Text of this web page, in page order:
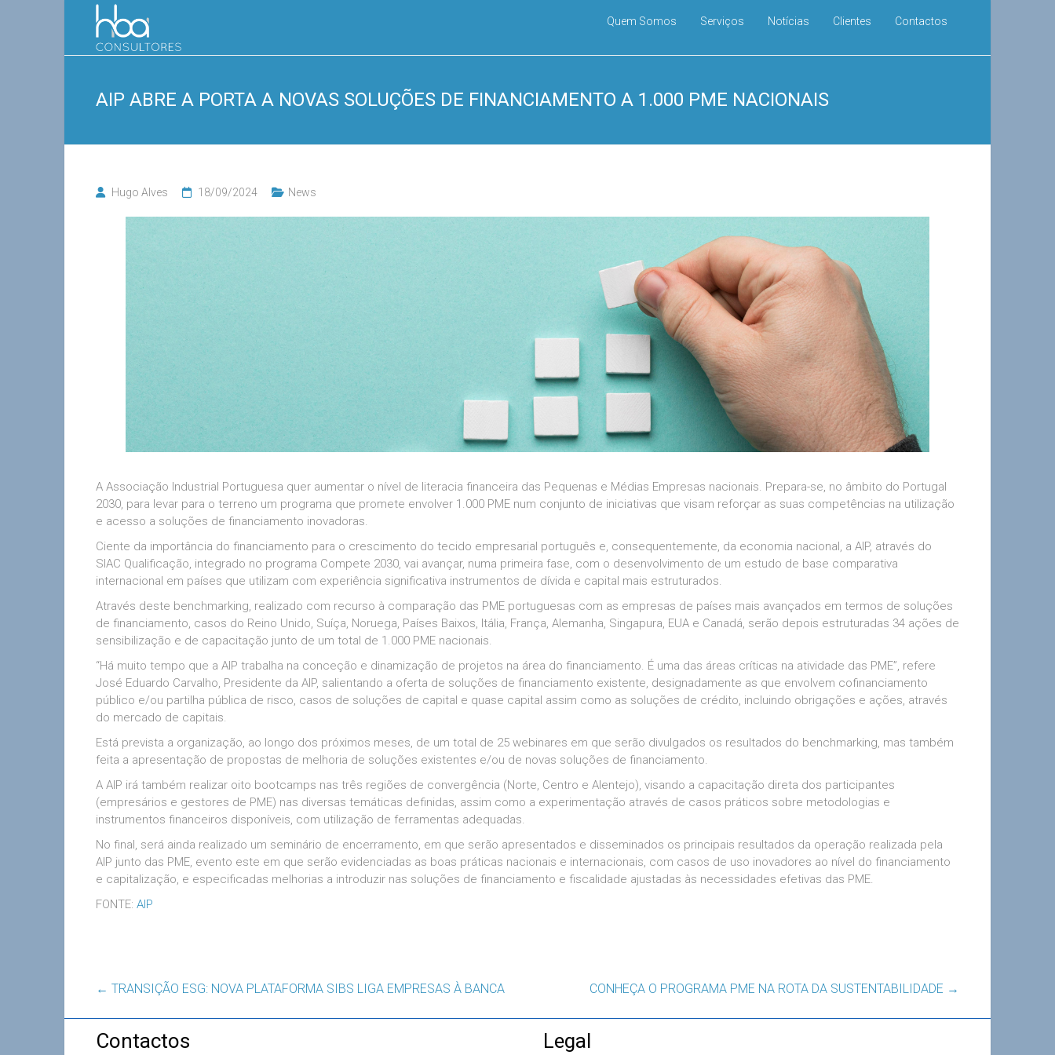
content
HBA
Consultores
Quem Somos Serviços Notícias Clientes Contactos
AIP ABRE A PORTA A NOVAS SOLUÇÕES DE FINANCIAMENTO A 1.000 PME NACIONAIS
Hugo Alves 18/09/2024 News
A Associação Industrial Portuguesa quer aumentar o nível de literacia financeira das Pequenas e Médias Empresas nacionais. Prepara-se, no âmbito do Portugal
2030, para levar para o terreno um programa que promete envolver 1.000 PME num conjunto de iniciativas que visam reforçar as suas competências na utilização
e acesso a soluções de financiamento inovadoras.
Ciente da importância do financiamento para o crescimento do tecido empresarial português e, consequentemente, da economia nacional, a AIP, através do
SIAC Qualificação, integrado no programa Compete 2030, vai avançar, numa primeira fase, com o desenvolvimento de um estudo de base comparativa
internacional em países que utilizam com experiência significativa instrumentos de dívida e capital mais estruturados.
Através deste benchmarking, realizado com recurso à comparação das PME portuguesas com as empresas de países mais avançados em termos de soluções
de financiamento, casos do Reino Unido, Suíça, Noruega, Países Baixos, Itália, França, Alemanha, Singapura, EUA e Canadá, serão depois estruturadas 34 ações de
sensibilização e de capacitação junto de um total de 1.000 PME nacionais.
“Há muito tempo que a AIP trabalha na conceção e dinamização de projetos na área do financiamento. É uma das áreas críticas na atividade das PME”, refere
José Eduardo Carvalho, Presidente da AIP, salientando a oferta de soluções de financiamento existente, designadamente as que envolvem cofinanciamento
público e/ou partilha pública de risco, casos de soluções de capital e quase capital assim como as soluções de crédito, incluindo obrigações e ações, através
do mercado de capitais.
Está prevista a organização, ao longo dos próximos meses, de um total de 25 webinares em que serão divulgados os resultados do benchmarking, mas também
feita a apresentação de propostas de melhoria de soluções existentes e/ou de novas soluções de financiamento.
A AIP irá também realizar oito bootcamps nas três regiões de convergência (Norte, Centro e Alentejo), visando a capacitação direta dos participantes
(empresários e gestores de PME) nas diversas temáticas definidas, assim como a experimentação através de casos práticos sobre metodologias e
instrumentos financeiros disponíveis, com utilização de ferramentas adequadas.
No final, será ainda realizado um seminário de encerramento, em que serão apresentados e disseminados os principais resultados da operação realizada pela
AIP junto das PME, evento este em que serão evidenciadas as boas práticas nacionais e internacionais, com casos de uso inovadores ao nível do financiamento
e capitalização, e especificadas melhorias a introduzir nas soluções de financiamento e fiscalidade ajustadas às necessidades efetivas das PME.
FONTE: AIP
← TRANSIÇÃO ESG: NOVA PLATAFORMA SIBS LIGA EMPRESAS À BANCA CONHEÇA O PROGRAMA PME NA ROTA DA SUSTENTABILIDADE →
Contactos Legal